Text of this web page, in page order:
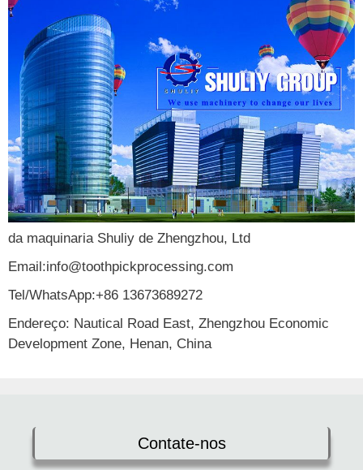
da maquinaria Shuliy de Zhengzhou, Ltd
Email:info@toothpickprocessing.com
Tel/WhatsApp:+86 13673689272
Endereço: Nautical Road East, Zhengzhou Economic
Development Zone, Henan, China
Contate-nos